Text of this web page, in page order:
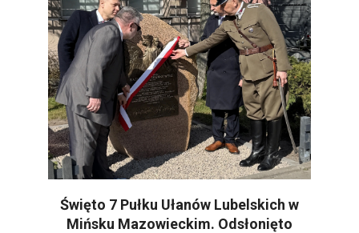
Święto 7 Pułku Ułanów Lubelskich w
Mińsku Mazowieckim. Odsłonięto